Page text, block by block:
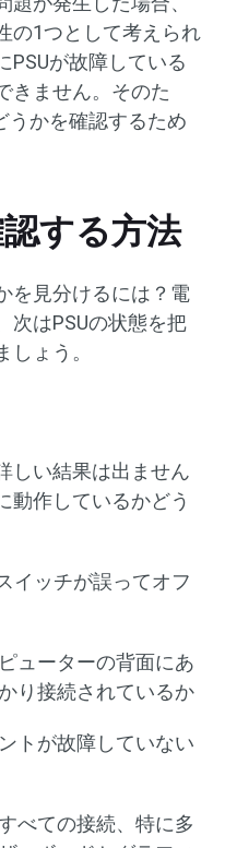
の1つとして考えられ
PSUが故障している
きません。そのた
うかを確認するため
する方法
を見分けるには？電
次はPSUの状態を把
ょう。
しい結果は出ません
動作しているかどう
イッチが誤ってオフ
ューターの背面にあ
り接続されているか
トが故障していない
べての接続、特に多